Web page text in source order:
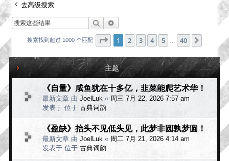
去高级搜索
搜索
搜索找到超过 1000 个匹配 分页：1 40
1 2 3 4 5 40 下一页
主题
《自量》咸鱼犹在十多亿，韭菜能爬艺术华！
最新文章 由 JoelLuk « 周三 7月 22, 2026 7:57 am
发表于 位于 古典词韵
《盈缺》抬头不见低头见，此梦非圆孰梦圆！
最新文章 由 JoelLuk « 周二 7月 21, 2026 4:14 am
发表于 位于 古典词韵